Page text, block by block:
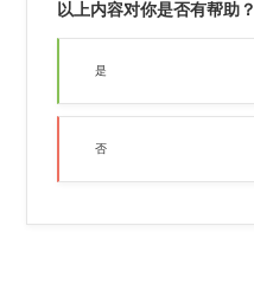
以上内容对你是否有帮助？
是
否